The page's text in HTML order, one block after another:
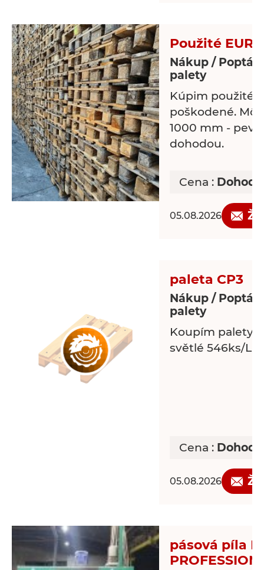
Použité EUR
Nákup /
palety
Kúpim použité
poškodené.
1000 mm -
dohodou.
Cena :
05.08.2026
paleta CP3
Nákup /
palety
Koupím palety
světlé 546ks/
Cena :
05.08.2026
pásová píla